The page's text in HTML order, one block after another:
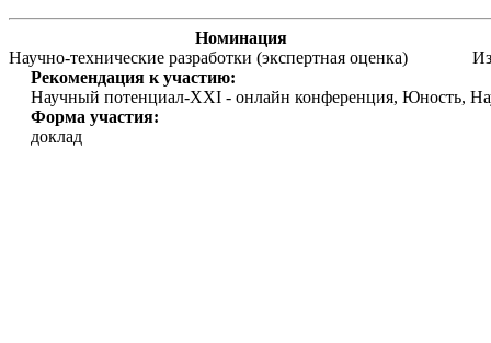
Номинация
Научно-технические разработки (экспертная оценка)
Рекомендация к участию:
Научный потенциал-XXI - онлайн конференция, Юность,
Форма участия:
доклад